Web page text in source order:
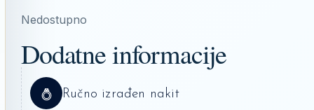
Nedostupno
Dodatne informacije
Ručno izrađen nakit